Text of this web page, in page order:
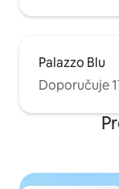
Palazzo Blu
Doporučuje